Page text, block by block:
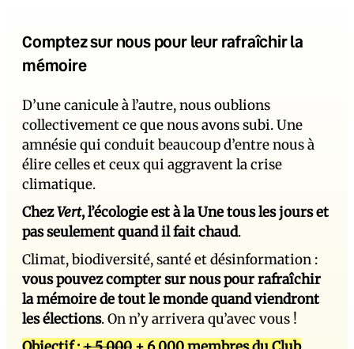
Comptez sur nous pour leur rafraîchir la
mémoire
D’une canicule à l’autre, nous oublions
collectivement ce que nous avons subi. Une
amnésie qui conduit beaucoup d’entre nous à
élire celles et ceux qui aggravent la crise
climatique.
ChezVert, l’écologie est à la Une tous les jours et
pas seulement quand il fait chaud.
Climat, biodiversité, santé et désinformation :
vous pouvez compter sur nous pour rafraîchir
la mémoire de tout le monde quand viendront
les élections. On n’y arrivera qu’avec vous !